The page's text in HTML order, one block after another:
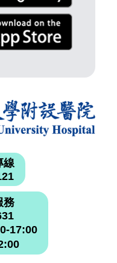
線
務
17:00